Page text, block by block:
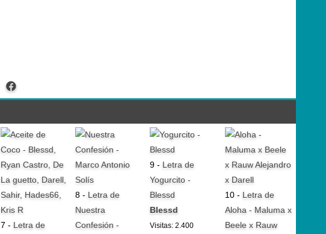
7 - Letra de
8 - Letra de
Nuestra
Confesión -
9 - Letra de
Yogurcito -
Blessd
Blessd
Visitas: 2.400
10 - Letra de
Aloha - Maluma x
Beele x Rauw